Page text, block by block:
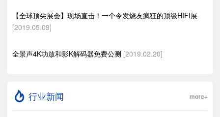
【全球顶尖展会】现场直击！一个令发烧友疯狂的顶级HIFI展
[2019.05.09]
全景声4K功放和影K解码器免费公测 [2019.02.20]
行业新闻 more+